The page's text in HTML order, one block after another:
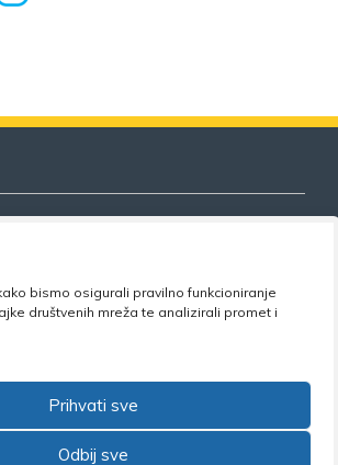
bismo osigurali pravilno funkcioniranje
društvenih mreža te analizirali promet i
Prihvati sve
Odbij sve
znanosti i visokog
1 4847 337 •Email: uprava@nsz.hr